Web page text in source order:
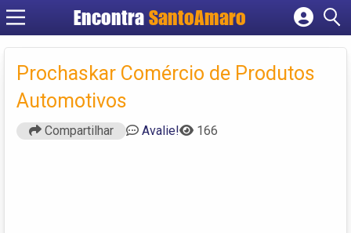
Encontra SantoAmaro
Cadastrar empresa
Criar conta
Prochaskar Comércio de Produtos
Automotivos
Compartilhar Avalie! 166